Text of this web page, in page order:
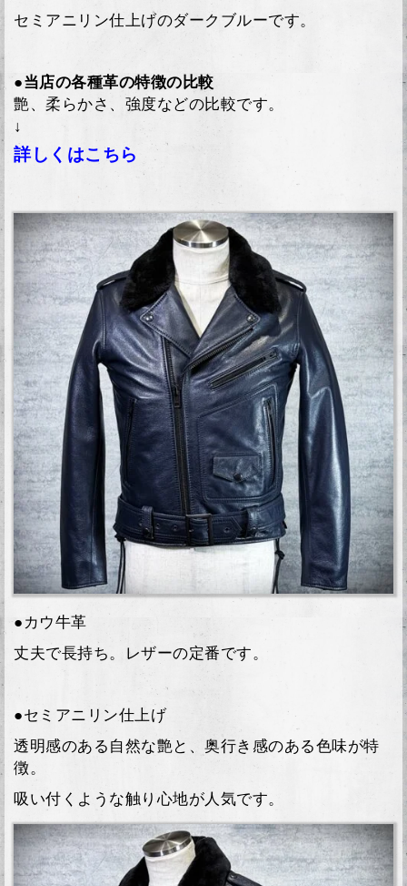
セミアニリン仕上げのダークブルーです。
●当店の各種革の特徴の比較
艶、柔らかさ、強度などの比較です。
↓
詳しくはこちら
●カウ牛革
丈夫で長持ち。レザーの定番です。
●セミアニリン仕上げ
透明感のある自然な艶と、奥行き感のある色味が特
徴。
吸い付くような触り心地が人気です。